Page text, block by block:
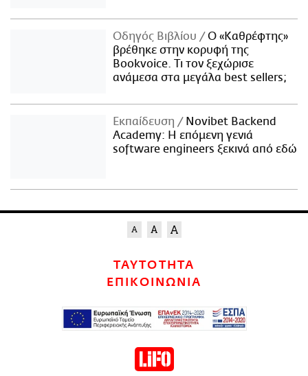
Οδηγός Βιβλίου
Ο «Καθρέφτης»
βρέθηκε στην κορυφή της
Bookvoice. Τι τον ξεχώρισε
ανάμεσα στα μεγάλα best sellers;
Εκπαίδευση
Novibet Backend
Academy: Η επόμενη γενιά
software engineers ξεκινά από εδώ
ΤΑΥΤΟΤΗΤΑ
ΕΠΙΚΟΙΝΩΝΙΑ